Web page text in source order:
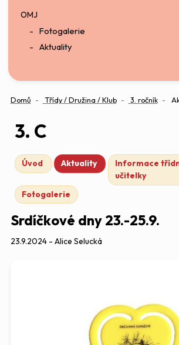
OMJ
Fotogalerie
Aktuality
Domů Třídy / Družina / Klub 3. ročník
3. C
Úvod Aktuality
Informace
učitelky
Fotogalerie
Srdíčkové dny 23.-25.9.
23.9.2024 - Alice Selucká